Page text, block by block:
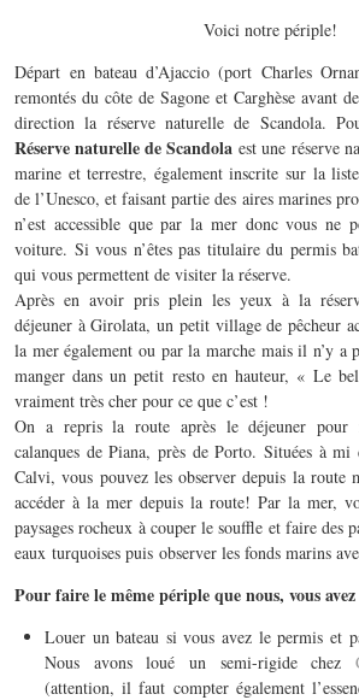
Voici notre périple!
Départ en bateau d’Ajaccio (port Charles
remontés du côte de Sagone et Carghèse avant
direction la réserve naturelle de Scandola.
Réserve naturelle de Scandola est une réserve
marine et terrestre, également inscrite sur la
de l’Unesco, et faisant partie des aires marines
n’est accessible que par la mer donc vous ne
voiture. Si vous n’êtes pas titulaire du permis
qui vous permettent de visiter la réserve.
Après en avoir pris plein les yeux à la
déjeuner à Girolata, un petit village de pêcheur
la mer également ou par la marche mais il n’y a
manger dans un petit resto en hauteur, « Le
vraiment très cher pour ce que c’est !
On a repris la route après le déjeuner pour
calanques de Piana, près de Porto. Situées à
Calvi, vous pouvez les observer depuis la route
accéder à la mer depuis la route! Par la mer,
paysages rocheux à couper le souffle et faire des
eaux turquoises puis observer les fonds marins
Pour faire le même périple que nous, vous
Louer un bateau si vous avez le permis et
Nous avons loué un semi-rigide chez
(attention, il faut compter également